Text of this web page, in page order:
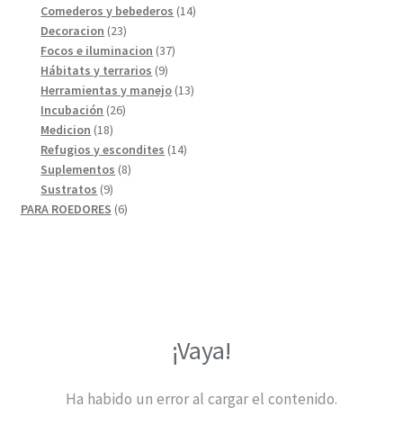
productos
Comederos y bebederos 1414
Decoracion 2323
productos
Focos e iluminacion 3737
Hábitats y terrarios 99
productos
Herramientas y manejo 1313
Incubación 2626
Medicion 1818
productos
Refugios y escondites 1414
Suplementos 88
Sustratos 99
productos
PARA ROEDORES 66
¡Vaya!
Ha habido un error al cargar el contenido.